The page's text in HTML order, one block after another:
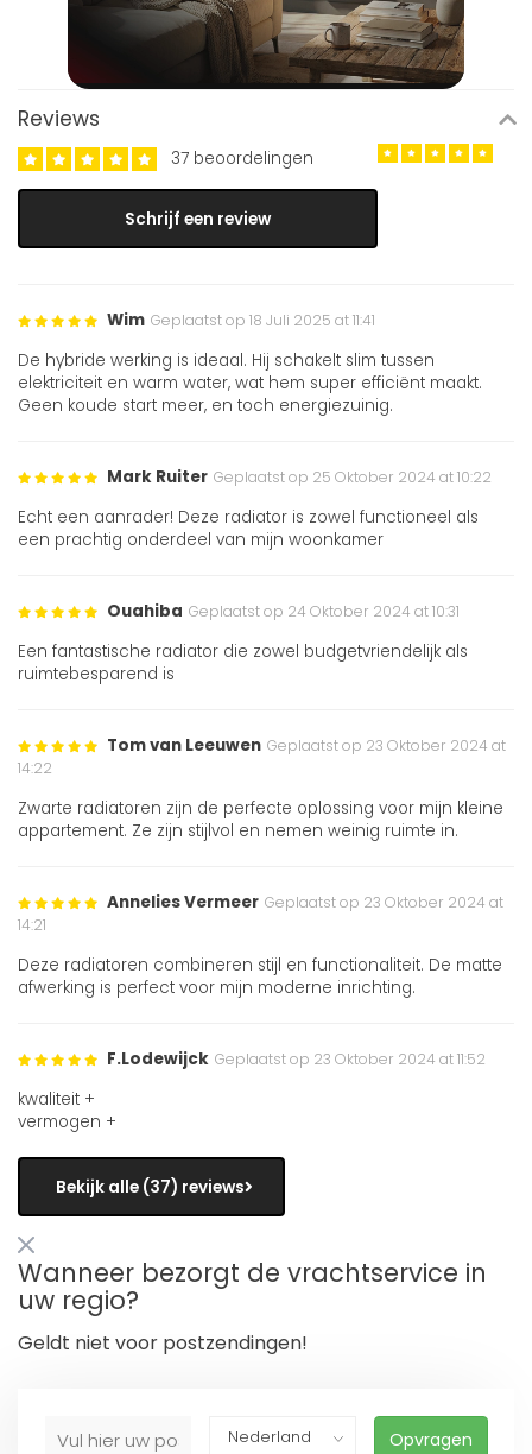
Reviews
37 beoordelingen
Schrijf een review
Wim Geplaatst op 18 Juli 2025 at 11:41
De hybride werking is ideaal. Hij schakelt slim tussen
elektriciteit en warm water, wat hem super efficiënt maakt.
Geen koude start meer, en toch energiezuinig.
Mark Ruiter Geplaatst op 25 Oktober 2024 at 10:22
Echt een aanrader! Deze radiator is zowel functioneel als
een prachtig onderdeel van mijn woonkamer
Ouahiba Geplaatst op 24 Oktober 2024 at 10:31
Een fantastische radiator die zowel budgetvriendelijk als
ruimtebesparend is
Tom van Leeuwen Geplaatst op 23 Oktober 2024 at
14:22
Zwarte radiatoren zijn de perfecte oplossing voor mijn kleine
appartement. Ze zijn stijlvol en nemen weinig ruimte in.
Annelies Vermeer Geplaatst op 23 Oktober 2024 at
14:21
Deze radiatoren combineren stijl en functionaliteit. De matte
afwerking is perfect voor mijn moderne inrichting.
F.Lodewijck Geplaatst op 23 Oktober 2024 at 11:52
kwaliteit +
vermogen +
Bekijk alle (37) reviews
Wanneer bezorgt de vrachtservice in
uw regio?
Geldt niet voor postzendingen!
Opvragen